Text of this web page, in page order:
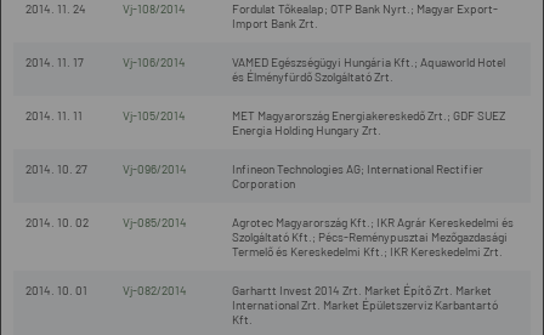
2014. 11. 24 Vj-108/2014
Fordulat Tőkealap; OTP Bank Nyrt.; Magyar Export-
Import Bank Zrt.
2014. 11. 17 Vj-106/2014
VAMED Egészségügyi Hungária Kft.; Aquaworld Hotel
és Élményfürdő Szolgáltató Zrt.
2014. 11. 11 Vj-105/2014
MET Magyarország Energiakereskedő Zrt.; GDF SUEZ
Energia Holding Hungary Zrt.
2014. 10. 27 Vj-096/2014
Infineon Technologies AG; International Rectifier
Corporation
2014. 10. 02 Vj-085/2014
Agrotec Magyarország Kft.; IKR Agrár Kereskedelmi és
Szolgáltató Kft.; Pécs-Reménypusztai Mezőgazdasági
Termelő és Kereskedelmi Kft.; IKR Kereskedelmi Zrt.
2014. 10. 01 Vj-082/2014
Garhartt Invest 2014 Zrt. Market Építő Zrt. Market
International Zrt. Market Épületszerviz Karbantartó
Kft.